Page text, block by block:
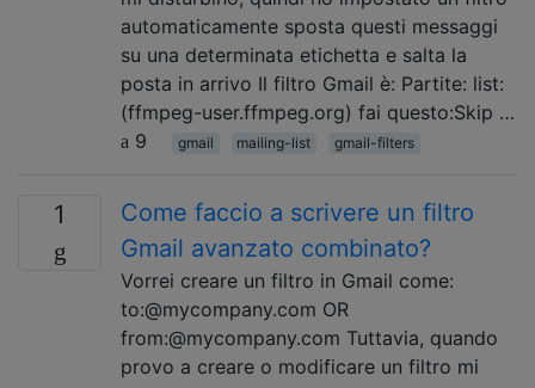
automaticamente sposta questi messaggi
su una determinata etichetta e salta la
posta in arrivo Il filtro Gmail è: Partite: list:
(ffmpeg-user.ffmpeg.org) fai questo:Skip …
9
gmail mailing-list gmail-filters
1
Come faccio a scrivere un filtro
Gmail avanzato combinato?
Vorrei creare un filtro in Gmail come:
to:@mycompany.com OR
from:@mycompany.com Tuttavia, quando
provo a creare o modificare un filtro mi